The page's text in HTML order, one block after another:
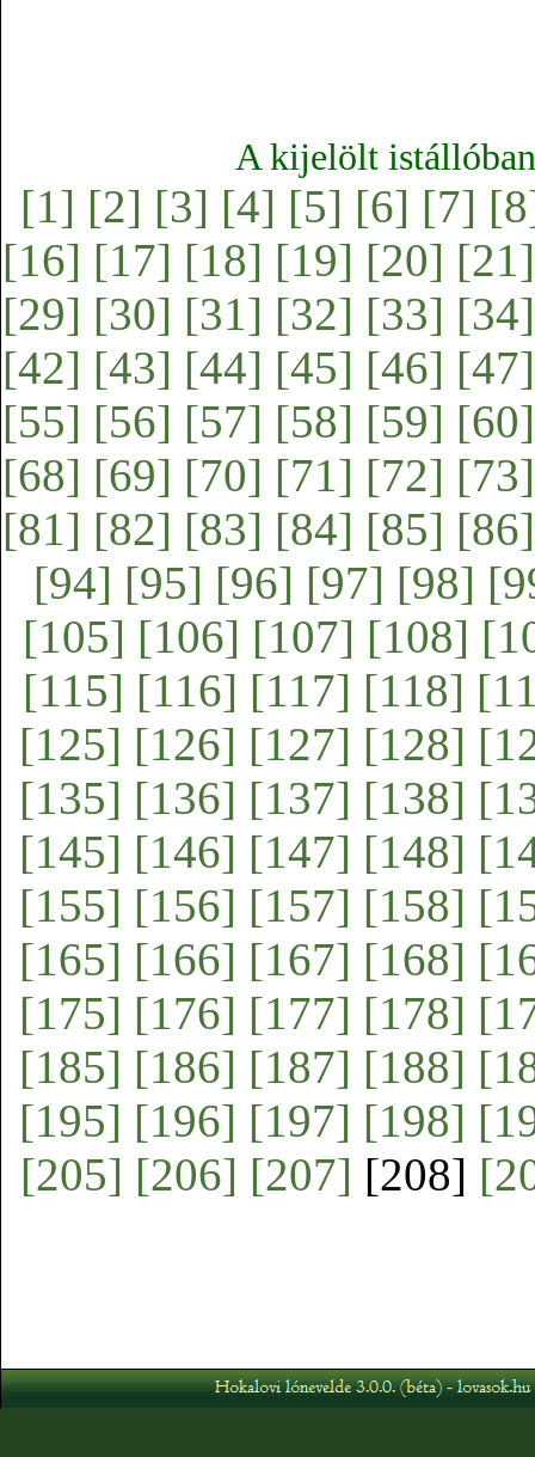
A kijelölt
[1] [2] [3] [4] [5] [6] [7]
[16] [17] [18] [19] [20] [21]
[29] [30] [31] [32] [33] [34]
[42] [43] [44] [45] [46] [47]
[55] [56] [57] [58] [59] [60]
[68] [69] [70] [71] [72] [73]
[81] [82] [83] [84] [85] [86]
[94] [95] [96] [97] [98]
[105] [106] [107] [108]
[115] [116] [117] [118]
[125] [126] [127] [128]
[135] [136] [137] [138]
[145] [146] [147] [148]
[155] [156] [157] [158]
[165] [166] [167] [168]
[175] [176] [177] [178]
[185] [186] [187] [188]
[195] [196] [197] [198]
[205] [206] [207] [208]